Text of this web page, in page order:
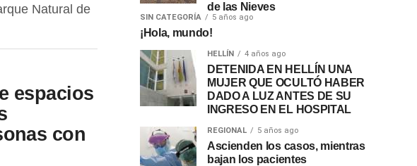
Natural de
espacios
con
de las Nieves
SIN CATEGORÍA 5 años ago
¡Hola, mundo!
HELLÍN 4 años ago
DETENIDA EN HELLÍN UNA
MUJER QUE OCULTÓ HABER
DADO A LUZ ANTES DE SU
INGRESO EN EL HOSPITAL
REGIONAL 5 años ago
Ascienden los casos, mientras
bajan los pacientes